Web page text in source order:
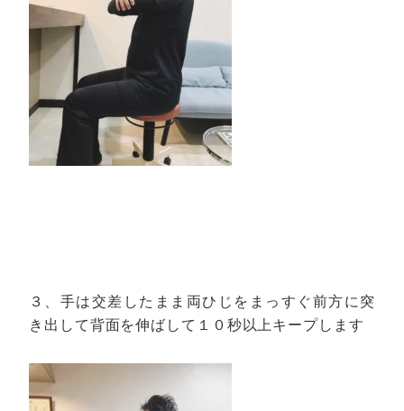
３、手は交差したまま両ひじをまっすぐ前方に突
き出して背面を伸ばして１０秒以上キープします